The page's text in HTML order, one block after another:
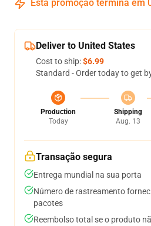
Esta promoção termina em
Deliver to United States
Cost to ship:$6.99
Standard - Order today to get
Production
Today
Shipping
Aug. 13
Transação segura
Entrega mundial na sua porta
Número de rastreamento
pacotes
Reembolso total se o produto